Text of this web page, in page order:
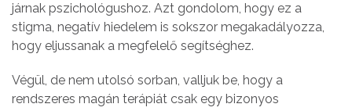
járnak pszichológushoz. Azt gondolom, hogy ez a
stigma, negatív hiedelem is sokszor megakadályozza,
hogy eljussanak a megfelelő segítséghez.
Végül, de nem utolsó sorban, valljuk be, hogy a
rendszeres magán terápiát csak egy bizonyos